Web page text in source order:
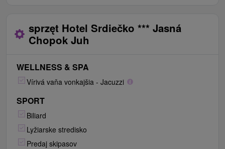
W apartamencie znajduje się też samodzielna
kuchnia z częścią jadalną.
sprzęt Hotel Srdiečko *** Jasná
Chopok Juh
WELLNESS & SPA
Vírivá vaňa vonkajšia - Jacuzzi
SPORT
Biliard
Lyžiarske stredisko
Predaj skipasov